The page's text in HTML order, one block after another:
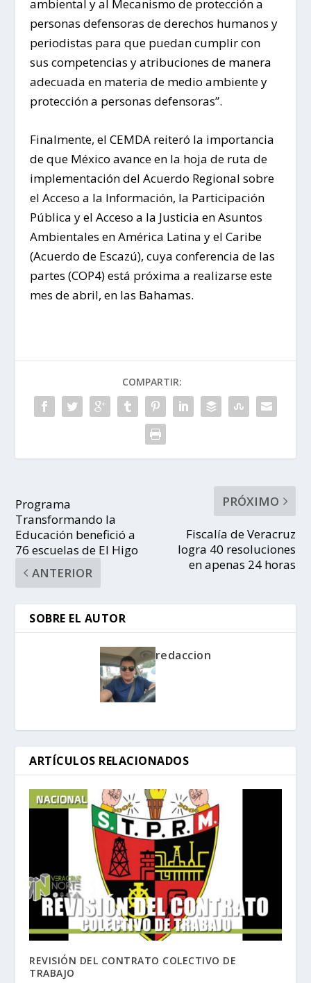
ambiental y al Mecanismo de protección a
personas defensoras de derechos humanos y
periodistas para que puedan cumplir con
sus competencias y atribuciones de manera
adecuada en materia de medio ambiente y
protección a personas defensoras”.
Finalmente, el CEMDA reiteró la importancia
de que México avance en la hoja de ruta de
implementación del Acuerdo Regional sobre
el Acceso a la Información, la Participación
Pública y el Acceso a la Justicia en Asuntos
Ambientales en América Latina y el Caribe
(Acuerdo de Escazú), cuya conferencia de las
partes (COP4) está próxima a realizarse este
mes de abril, en las Bahamas.
COMPARTIR:
Programa
Transformando la
Educación benefició a
76 escuelas de El Higo
ANTERIOR
PRÓXIMO
Fiscalía de Veracruz
logra 40 resoluciones
en apenas 24 horas
SOBRE EL AUTOR
redaccion
ARTÍCULOS RELACIONADOS
REVISIÓN DEL CONTRATO COLECTIVO DE
TRABAJO